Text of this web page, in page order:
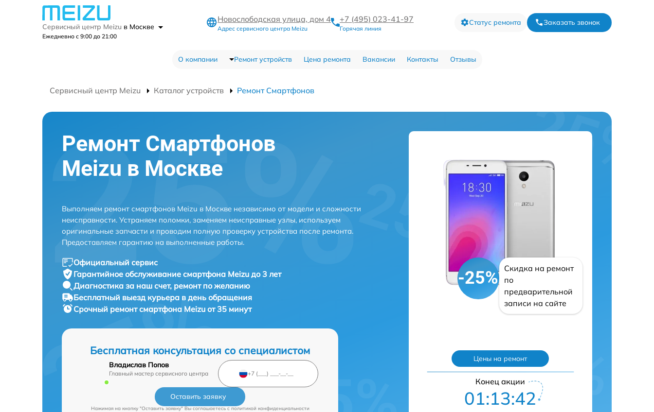
Сервисный центр Meizu в Москве
Ежедневно с 9:00 до 21:00
Новослободская улица, дом 4
Адрес сервисного центра Meizu
+7 (495) 023-41-97
Горячая линия
Статус ремонта Заказать звонок
О компании Ремонт устройств Цена ремонта Вакансии Контакты Отзывы
Сервисный центр Meizu Каталог устройств Ремонт Смартфонов
Ремонт Смартфонов
Meizu в Москве
Выполняем ремонт смартфонов Meizu в Москве независимо от модели и сложности
неисправности. Устраняем поломки, заменяем неисправные узлы, используем
оригинальные запчасти и проводим полную проверку устройства после ремонта.
Предоставляем гарантию на выполненные работы.
Официальный сервис
Гарантийное обслуживание смартфона Meizu до 3 лет
Диагностика за наш счет, ремонт по желанию
Бесплатный выезд курьера в день обращения
Срочный ремонтсмартфона Meizu от 35 минут
Бесплатная консультация со специалистом
Владислав Попов
Главный мастер сервисного центра
Оставить заявку
Нажимая на кнопку "Оставить заявку" Вы соглашаетесь cполитикой конфиденциальности
-25%
Скидка на ремонт
по
предварительной
записи на сайте
Цены на ремонт
Конец акции
01:13:41